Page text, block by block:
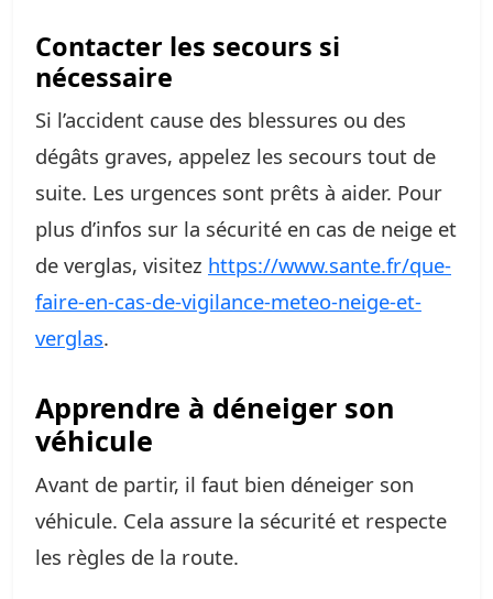
Contacter les secours si
nécessaire
Si l’accident cause des blessures ou des
dégâts graves, appelez les secours tout de
suite. Les urgences sont prêts à aider. Pour
plus d’infos sur la sécurité en cas de neige et
de verglas, visitez https://www.sante.fr/que-
faire-en-cas-de-vigilance-meteo-neige-et-
verglas.
Apprendre à déneiger son
véhicule
Avant de partir, il faut bien déneiger son
véhicule. Cela assure la sécurité et respecte
les règles de la route.